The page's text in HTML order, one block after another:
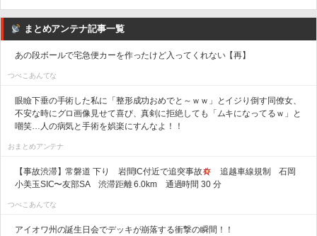
まとめアンテナ記事一覧
あの段ボールで宅急便カーを作ったけど入ってくれない【再】
つべこあんてな
眼瞼下垂の手術した私に「整形成功おめでと～ｗｗ」とイジり倒す同僚女、
不安な時にグロ画像見せて喜び、真剣に拒絶しても「ムキになってるｗ」と
嘲笑…人の病気と手術を娯楽にすんなよ！！
おまとめアンテナ
【事故渋滞】常磐道 下り 岩間IC付近で追突事故
追越車線規制 石岡
小美玉SIC〜友部SA 渋滞距離 6.0km 通過時間 30 分
つべこあんてな
アイオワ州の誕生日会でデッキが崩落する衝撃の瞬間！！